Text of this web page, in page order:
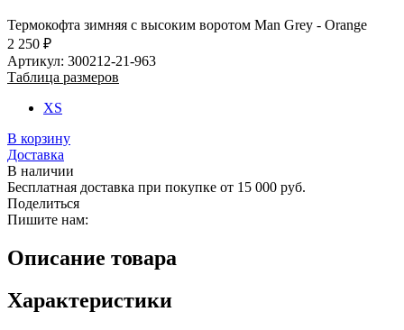
Термокофта зимняя с высоким воротом Man Grey - Orange
2 250 ₽
Артикул: 300212-21-963
Таблица размеров
XS
В корзину
Доставка
В наличии
Бесплатная доставка при покупке от 15 000 руб.
Поделиться
Пишите нам:
Описание товара
Характеристики